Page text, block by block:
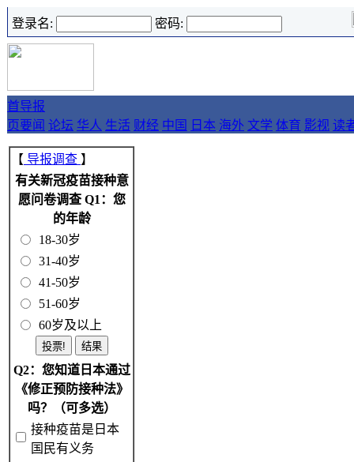
登录名: 密码:
首
页
导报
要闻 论坛 华人 生活 财经 中国 日本 海外 文学 体育 影视 读
【 导报调查 】
有关新冠疫苗接种意
愿问卷调查 Q1：您
的年龄
18-30岁
31-40岁
41-50岁
51-60岁
60岁及以上
Q2：您知道日本通过
《修正预防接种法》
吗？（可多选）
接种疫苗是日本
国民有义务